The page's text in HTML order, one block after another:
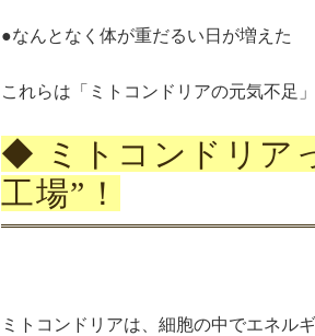
●なんとなく体が重だるい日が増えた
これらは「ミトコンドリアの元気不足
◆ ミトコンドリア
工場”！
ミトコンドリアは、細胞の中でエネル